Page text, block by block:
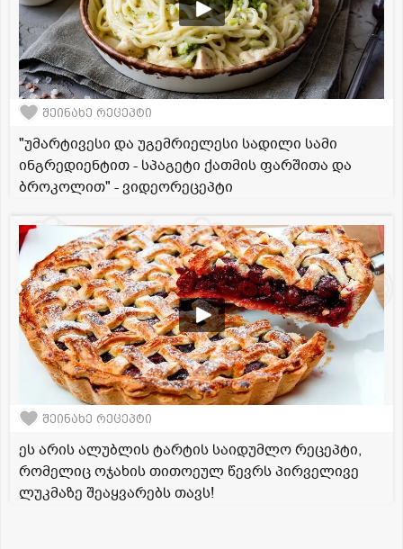
შეინახე რეცეპტი
"უმარტივესი და უგემრიელესი სადილი სამი
ინგრედიენტით - სპაგეტი ქათმის ფარშითა და
ბროკოლით" - ვიდეორეცეპტი
შეინახე რეცეპტი
ეს არის ალუბლის ტარტის საიდუმლო რეცეპტი,
რომელიც ოჯახის თითოეულ წევრს პირველივე
ლუკმაზე შეაყვარებს თავს!